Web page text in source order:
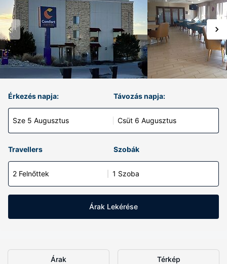
Érkezés napja:
Sze 5 Augusztus
Távozás napja:
Csüt 6 Augusztus
Travellers Szobák
2 Felnőttek 1 Szoba
Árak Lekérése
Árak Térkép